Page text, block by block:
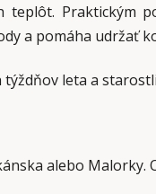
Praktickým
a pomáha udržať
leta a
alebo Malorky.